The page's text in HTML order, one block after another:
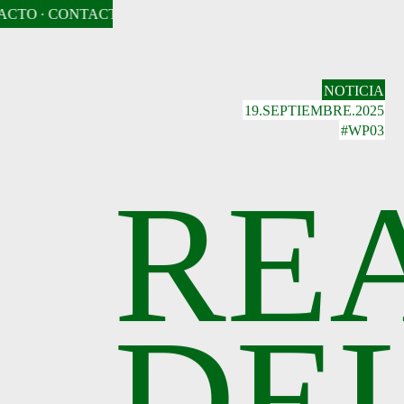
· CONTACTO
NOTICIA
19.SEPTIEMBRE.2025
#WP03